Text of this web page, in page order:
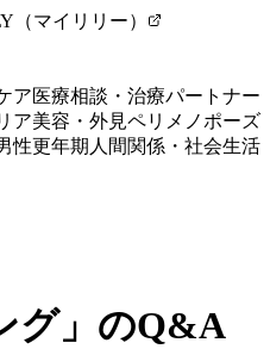
（マイリリー）
ア医療相談・治療パートナー
ア美容・外見ペリメノポーズ
性更年期 人間関係・社会生活
グ」のQ&A